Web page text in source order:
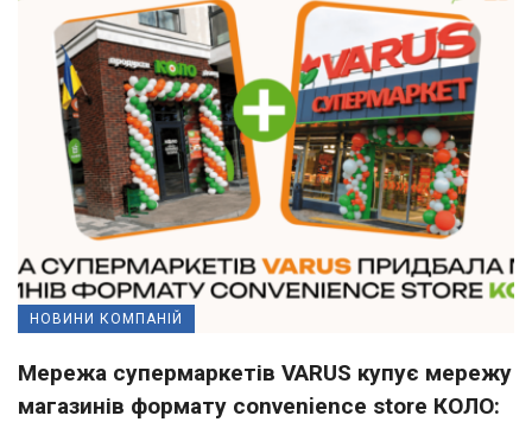
НОВИНИ КОМПАНІЙ
Мережа супермаркетів VARUS купує мережу
магазинів формату convenience store КОЛО: